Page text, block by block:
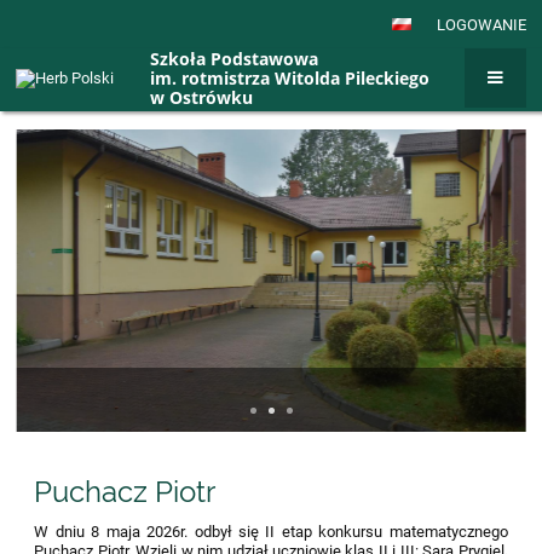
LOGOWANIE
Szkoła Podstawowa
im. rotmistrza Witolda Pileckiego
w Ostrówku
Strona
główna
Puchacz Piotr
W dniu 8 maja 2026r. odbył się II etap konkursu matematycznego